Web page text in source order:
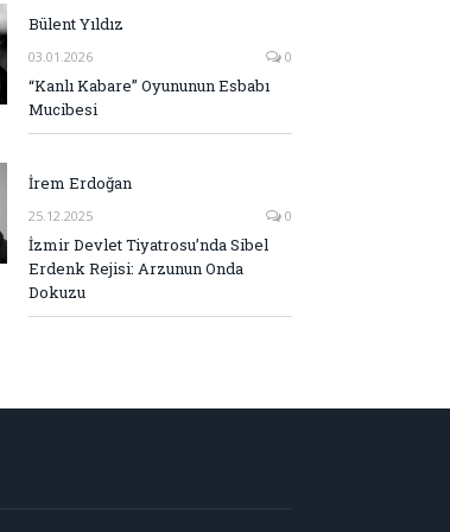
Bülent Yıldız
03.01.2026 0
“Kanlı Kabare” Oyununun Esbabı
Mucibesi
İrem Erdoğan
25.12.2025 0
İzmir Devlet Tiyatrosu’nda Sibel
Erdenk Rejisi: Arzunun Onda
Dokuzu